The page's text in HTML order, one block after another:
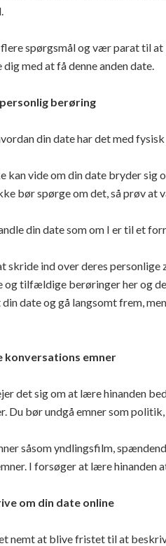
spørgsmål og vær parat til
med at få denne anden date.
berøring
din date har det med
kan vide om din date bryder sig
bør spørge om det, så prøv at
din date som om I er til et
skride ind over deres
og tilfældige berøringer her og
date og gå langsomt frem,
konversations emner
det sig om at lære hinanden
Du bør undgå emner som
såsom yndlingsfilm,
I forsøger at lære hinanden
om din date online
nemt at blive fristet til at